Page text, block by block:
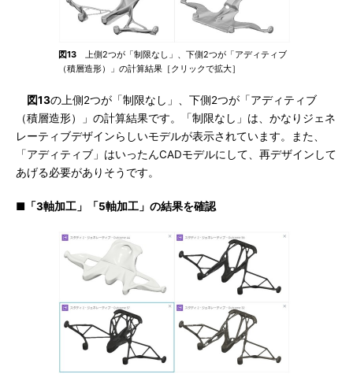
図13 上側2つが「制限なし」、下側2つが「アディティブ
（積層造形）」の計算結果［クリックで拡大］
図13の上側2つが「制限なし」、下側2つが「アディティブ
（積層造形）」の計算結果です。「制限なし」は、かなりジェネ
レーティブデザインらしいモデルが表示されています。また、
「アディティブ」はいったんCADモデルにして、再デザインして
あげる必要がありそうです。
■「3軸加工」「5軸加工」の結果を確認